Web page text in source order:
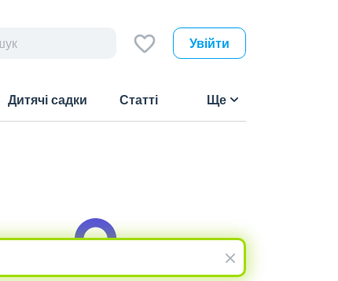
Увійти
Дитячі садки Статті Ще